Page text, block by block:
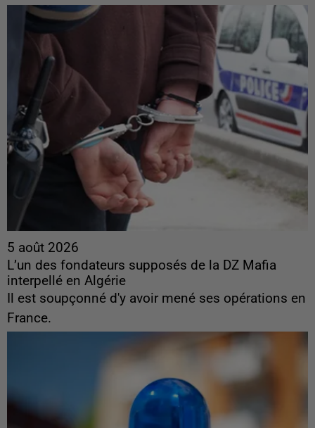
5 août 2026
L’un des fondateurs supposés de la DZ Mafia
interpellé en Algérie
Il est soupçonné d'y avoir mené ses opérations en
France.